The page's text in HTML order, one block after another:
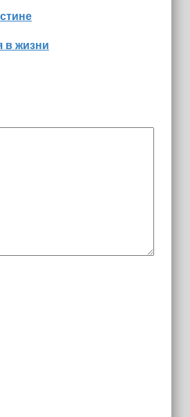
в жизни